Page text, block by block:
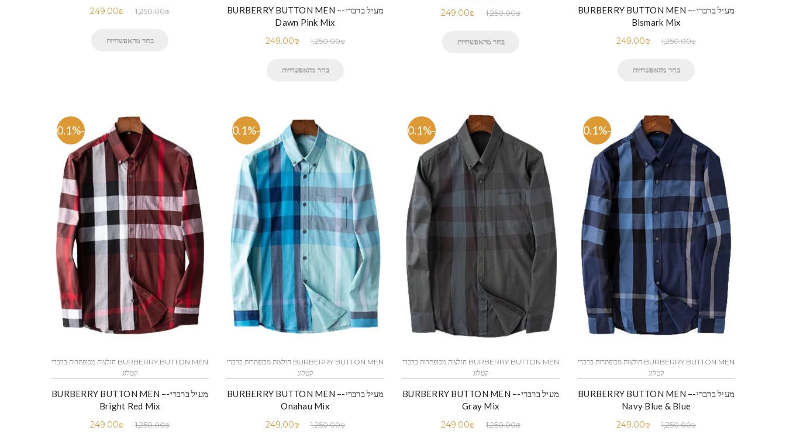
1,250.00₪
249.00₪
בחר מהאפשרויות
מעיל ברברי-BURBERRY BUTTON MEN –
Dawn Pink Mix
1,250.00₪
249.00₪
בחר מהאפשרויות
1,250.00₪
249.00₪
בחר מהאפשרויות
מעיל ברברי-BURBERRY BUTTON MEN –
Bismark Mix
1,250.00₪
249.00₪
בחר מהאפשרויות
-80.1%
BURBERRY BUTTON MEN חולצות מכופתרות ברברי
קטלוג
מעיל ברברי-BURBERRY BUTTON MEN –
Bright Red Mix
1,250.00₪
249.00₪
-80.1%
BURBERRY BUTTON MEN חולצות מכופתרות ברברי
קטלוג
מעיל ברברי-BURBERRY BUTTON MEN –
Onahau Mix
1,250.00₪
249.00₪
-80.1%
BURBERRY BUTTON MEN חולצות מכופתרות ברברי
קטלוג
מעיל ברברי-BURBERRY BUTTON MEN –
Gray Mix
1,250.00₪
249.00₪
-80.1%
BURBERRY BUTTON MEN חולצות מכופתרות ברברי
קטלוג
מעיל ברברי-BURBERRY BUTTON MEN –
Navy Blue & Blue
1,250.00₪
249.00₪